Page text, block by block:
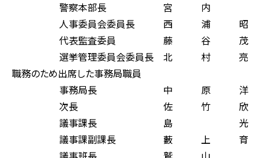
警察本部長 宮 内
人事委員会委員長 西 浦 昭
代表監査委員 藤 谷 茂
選挙管理委員会委員長 北 村
職務のため出席した事務局職員
事務局長 中 原 洋
次長 佐 竹 欣
議事課長 島 光
議事課副課長 藪 上 育